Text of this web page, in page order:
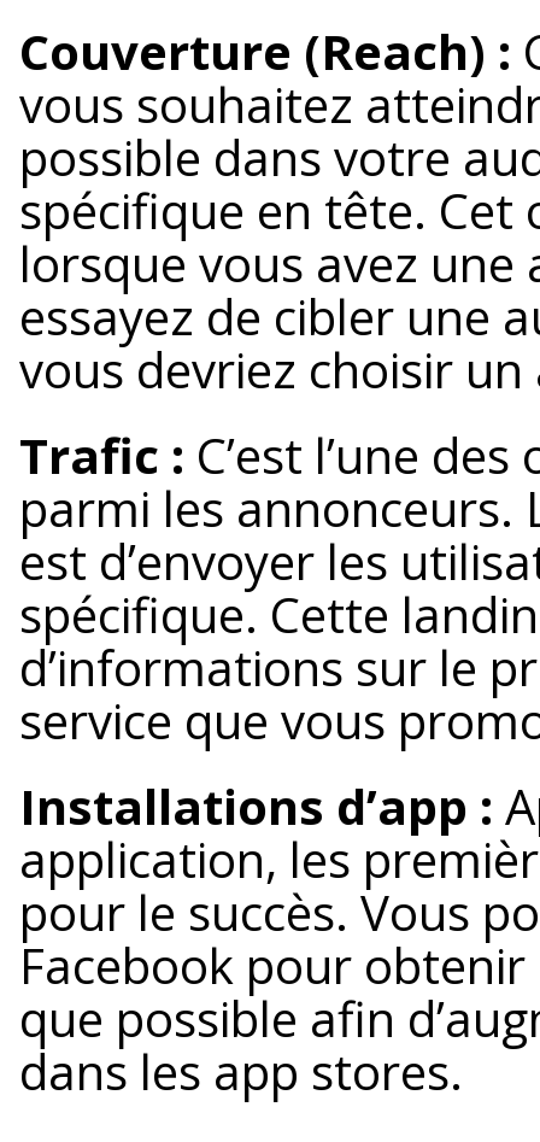
Couverture (Reach) :
vous souhaitez
possible dans votre
spécifique en tête.
lorsque vous avez une
essayez de cibler une
vous devriez choisir
Trafic : C’est l’une
parmi les annonceurs.
est d’envoyer les
spécifique. Cette
d’informations sur le
service que vous
Installations d’app :
application, les
pour le succès. Vous
Facebook pour
que possible afin
dans les app stores.